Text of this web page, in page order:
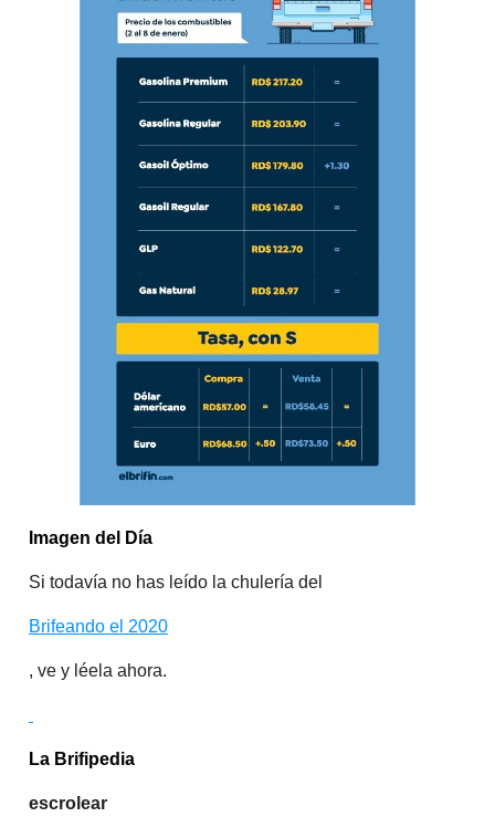
Imagen del Día
Si todavía no has leído la chulería del
Brifeando el 2020
, ve y léela ahora.
La Brifipedia
escrolear